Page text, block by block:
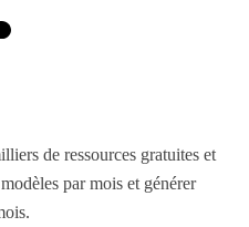
de ressources gratuites et
par mois et générer